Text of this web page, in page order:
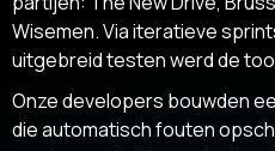
Wisemen. Via iteratieve
uitgebreid testen werd de
Onze developers bouwden
die automatisch fouten